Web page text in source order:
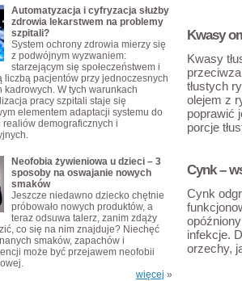
Kwasy
Kwasy
tłustych
olejem z
poprawić
porcje
Cynk –
Cynk
infekcje.
orzechy,
Automatyzacja i cyfryzacja służby
zdrowia lekarstwem na problemy
szpitali?
System ochrony zdrowia mierzy się
z podwójnym wyzwaniem:
starzejącym się społeczeństwem i
liczbą pacjentów przy jednoczesnych
kadrowych. W tych warunkach
pracy szpitali staje się
elementem adaptacji systemu do
realiów demograficznych i
Neofobia żywieniowa u dzieci – 3
sposoby na oswajanie nowych
smaków
Jeszcze niedawno dziecko chętnie
próbowało nowych produktów, a
teraz odsuwa talerz, zanim zdąży
co się na nim znajduje? Niechęć
smaków, zapachów i
może być przejawem neofobii
więcej »